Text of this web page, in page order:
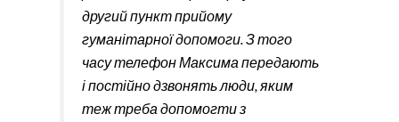
другий пункт прийому
гуманітарної допомоги. З того
часу телефон Максима передають
і постійно дзвонять люди, яким
теж треба допомогти з